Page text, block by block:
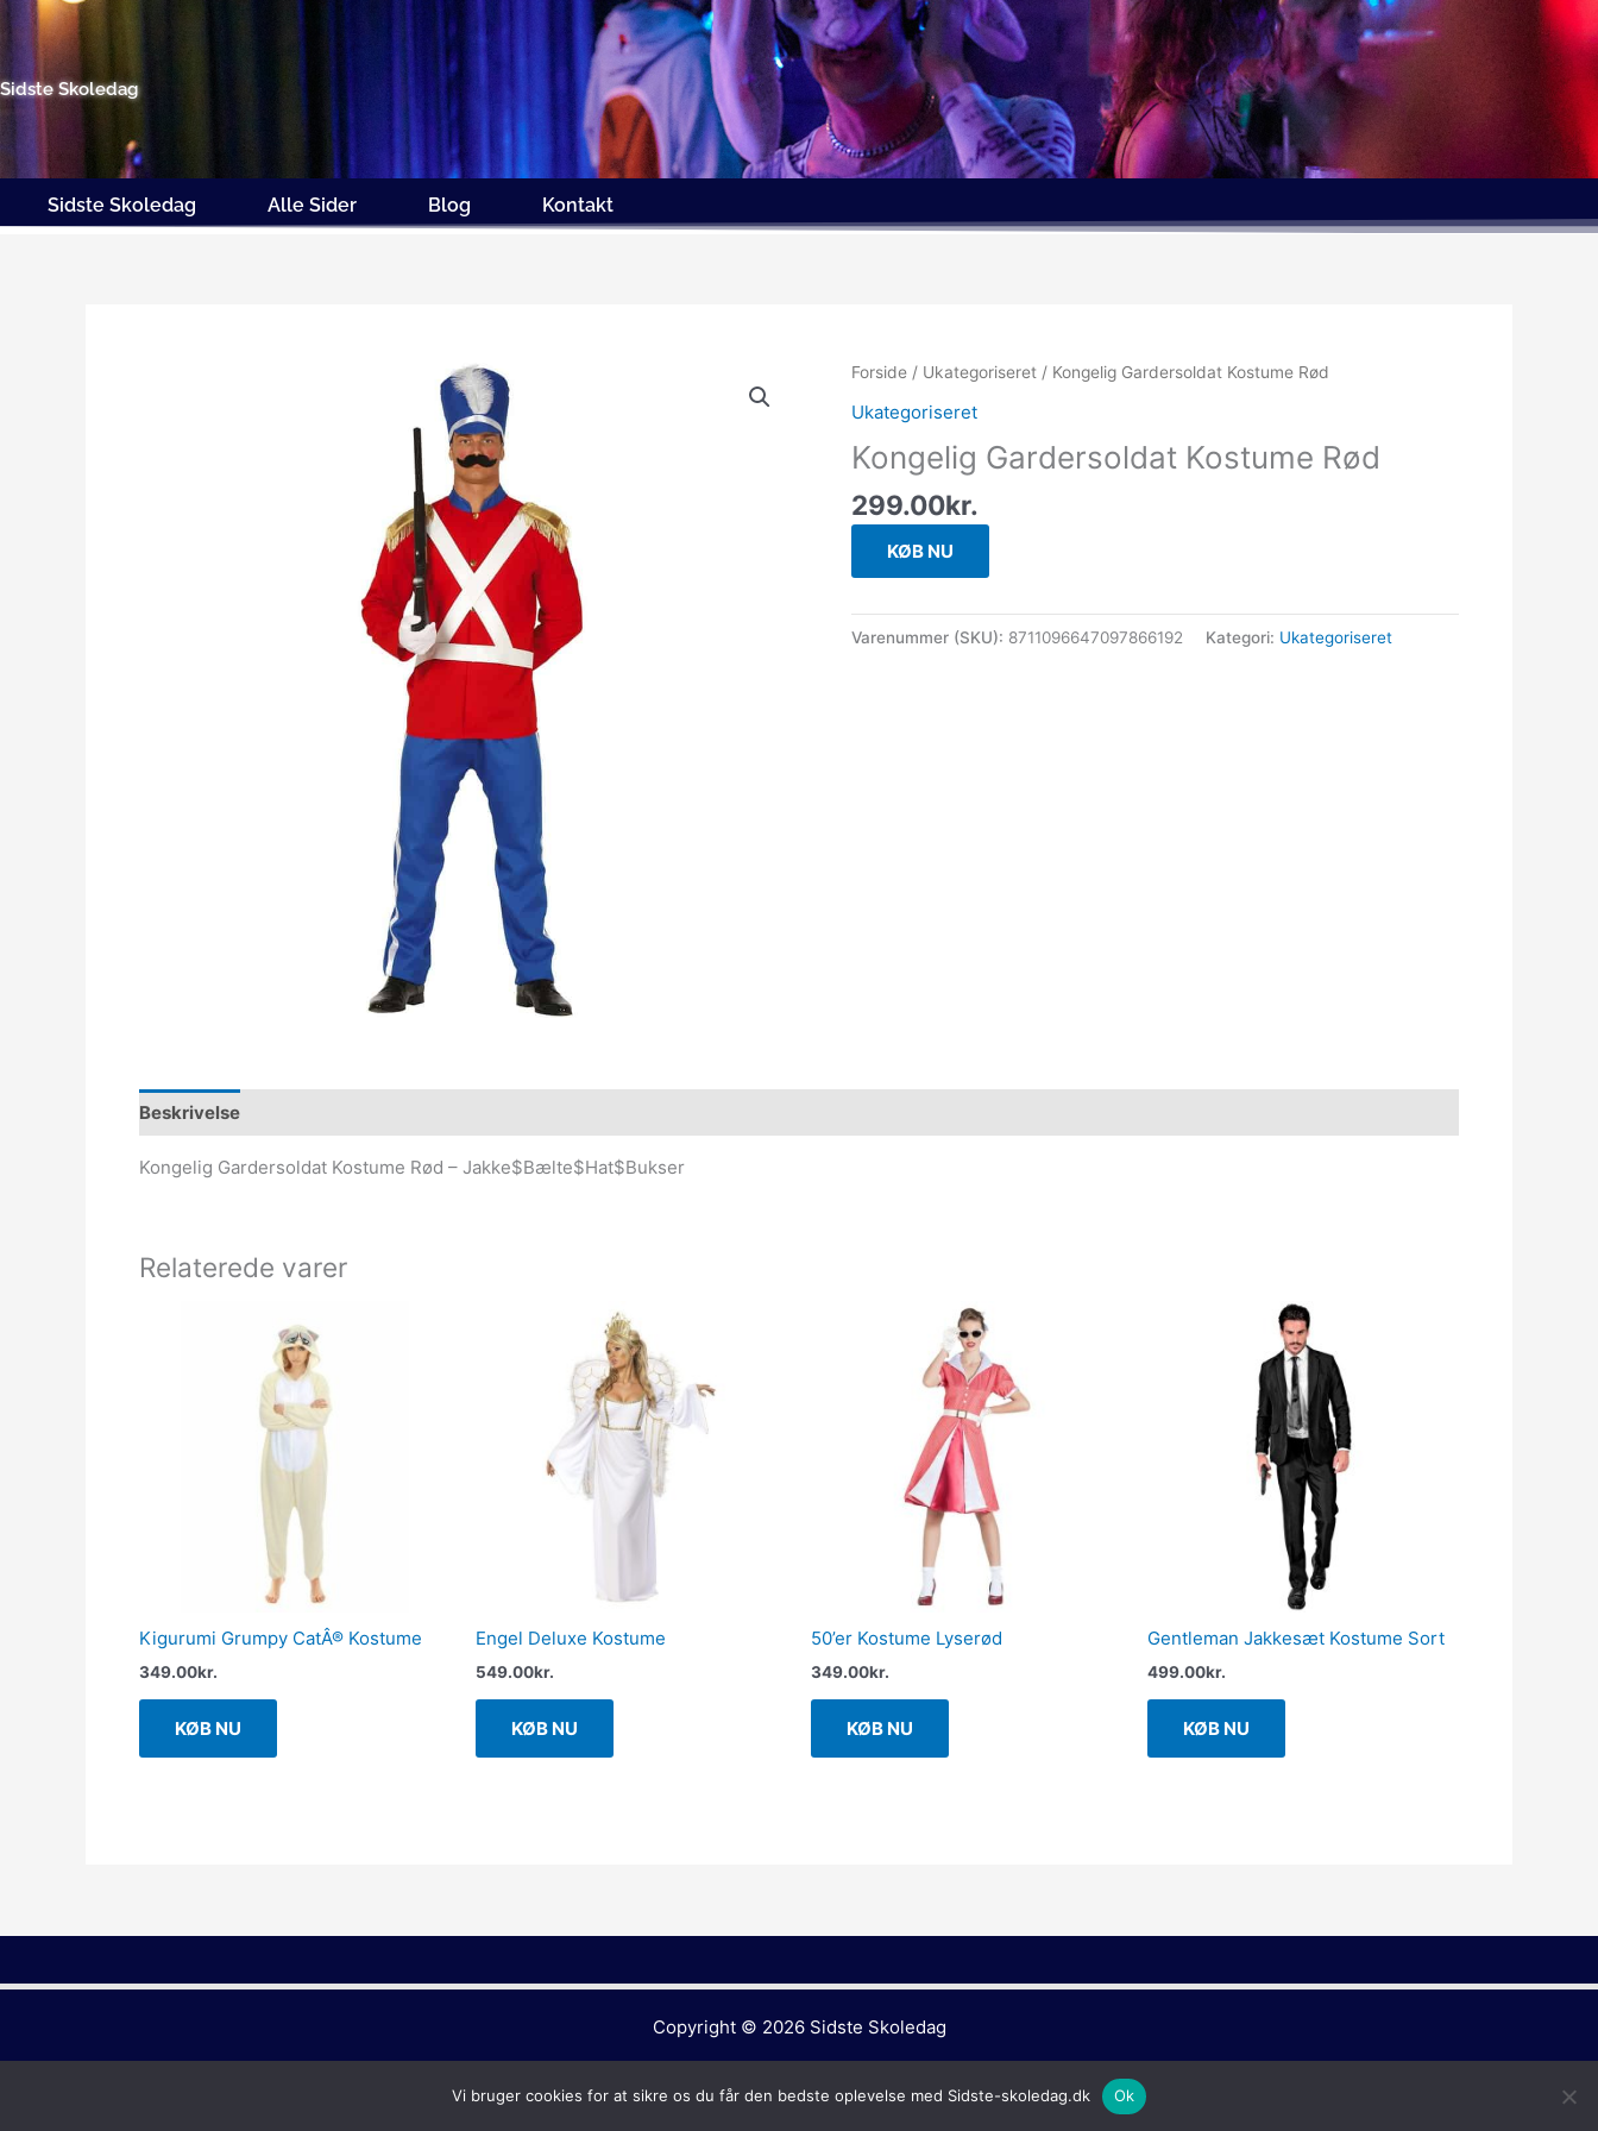
indholdet
Sidste Skoledag
Sidste Skoledag Alle Sider Blog Kontakt
Forside / Ukategoriseret / Kongelig Gardersoldat Kostume Rød
Ukategoriseret
Kongelig Gardersoldat Kostume Rød
299.00kr.
KØB NU
Varenummer (SKU): 8711096647097866192 Kategori: Ukategoriseret
Beskrivelse
Kongelig Gardersoldat Kostume Rød – Jakke$Bælte$Hat$Bukser
Relaterede varer
Kigurumi Grumpy CatÂ® Kostume
349.00kr.
KØB NU
Engel Deluxe Kostume
549.00kr.
KØB NU
50’er Kostume Lyserød
349.00kr.
KØB NU
Gentleman Jakkesæt Kostume Sort
499.00kr.
KØB NU
Copyright © 2026 Sidste Skoledag
Vi bruger cookies for at sikre os du får den bedste oplevelse med Sidste-skoledag.dk Ok